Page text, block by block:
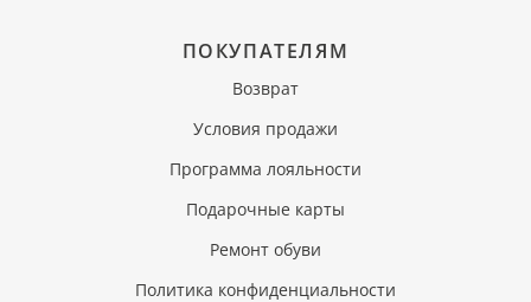
ПОКУПАТЕЛЯМ
Возврат
Условия продажи
Программа лояльности
Подарочные карты
Ремонт обуви
Политика конфиденциальности